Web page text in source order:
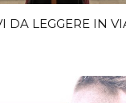
DA LEGGERE IN